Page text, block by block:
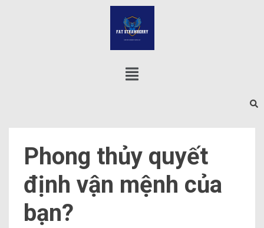
Phong thủy quyết
định vận mệnh của
bạn?